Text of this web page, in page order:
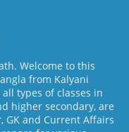
Welcome to this
from Kalyani
types of classes in
higher secondary, are
GK and Current Affairs